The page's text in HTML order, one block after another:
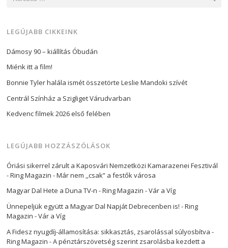
LEGÚJABB CIKKEINK
Dámosy 90 – kiállítás Óbudán
Miénk itt a film!
Bonnie Tyler halála ismét összetörte Leslie Mandoki szívét
Centrál Színház a Szigliget Várudvarban
Kedvenc filmek 2026 első felében
LEGÚJABB HOZZÁSZÓLÁSOK
Óriási sikerrel zárult a Kaposvári Nemzetközi Kamarazenei Fesztivál
- Ring Magazin -Már nem ,,csak” a festők városa
Magyar Dal Hete a Duna TV-n - Ring Magazin -Vár a Víg
Ünnepeljük együtt a Magyar Dal Napját Debrecenben is! - Ring
Magazin -Vár a Víg
A Fidesz nyugdíj-államosítása: sikkasztás, zsarolással súlyosbítva -
Ring Magazin -A pénztárszövetség szerint zsarolásba kezdett a